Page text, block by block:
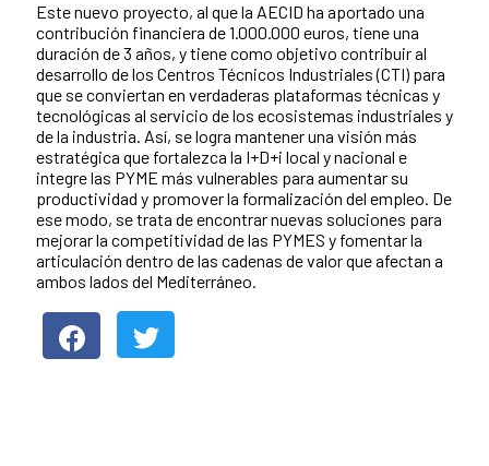
Este nuevo proyecto, al que la AECID ha aportado una
contribución financiera de 1.000.000 euros, tiene una
duración de 3 años, y tiene como objetivo contribuir al
desarrollo de los Centros Técnicos Industriales (CTI) para
que se conviertan en verdaderas plataformas técnicas y
tecnológicas al servicio de los ecosistemas industriales y
de la industria. Así, se logra mantener una visión más
estratégica que fortalezca la I+D+i local y nacional e
integre las PYME más vulnerables para aumentar su
productividad y promover la formalización del empleo. De
ese modo, se trata de encontrar nuevas soluciones para
mejorar la competitividad de las PYMES y fomentar la
articulación dentro de las cadenas de valor que afectan a
ambos lados del Mediterráneo.